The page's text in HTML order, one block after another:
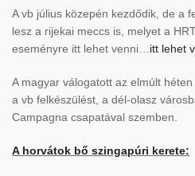
A vb július közepén kezdődik, de a
lesz a rijekai meccs is, melyet a
eseményre itt lehet venni… itt lehet
A magyar válogatott az elmúlt
a vb felkészülést, a dél-olasz
Campagna csapatával szemben.
A horvátok bő szingapúri kerete: